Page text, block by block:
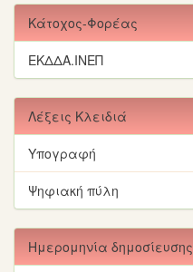
Κάτοχος-Φορέας
ΕΚΔΔΑ.ΙΝΕΠ
Λέξεις Κλειδιά
Υπογραφή
Ψηφιακή πύλη
Ημερομηνία δημοσίευσης